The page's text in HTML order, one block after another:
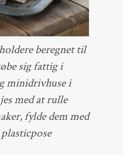
beregnet til
sig fattig i
minidrivhuse i
med at rulle
fylde dem med